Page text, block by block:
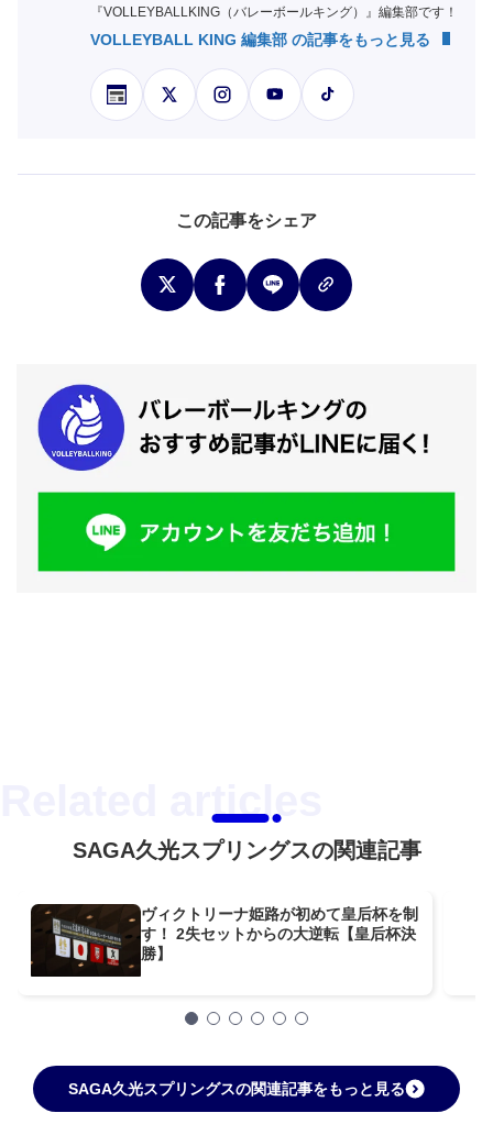
『VOLLEYBALLKING（バレーボールキング）』編集部です！
VOLLEYBALL KING 編集部 の記事をもっと見る
この記事をシェア
SAGA久光スプリングスの関連記事
ヴィクトリーナ姫路が初めて皇后杯を制
す！ 2失セットからの大逆転【皇后杯決
勝】
SAGA久光スプリングスの関連記事をもっと見る